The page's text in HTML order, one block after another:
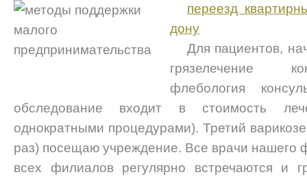
переезд
дону
Для пациентов,
грязелечение
флебология
обследование входит в стоимость
однократными процедурами). Третий
раз) посещаю учреждение. Все врачи нашего
всех филиалов регулярно встречаются и